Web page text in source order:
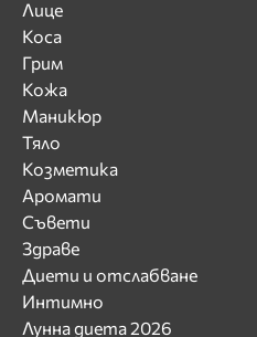
Лице
Коса
Грим
Кожа
Маникюр
Тяло
Козметика
Аромати
Съвети
Здраве
Диети и отслабване
Интимно
Лунна диета 2026